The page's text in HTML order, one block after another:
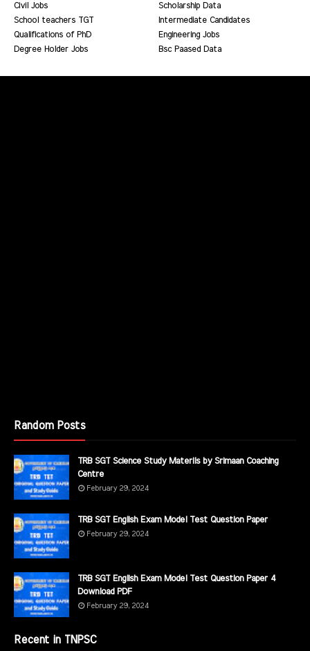
Civil Jobs
Scholarship Data
School teachers TGT
Intermediate Candidates
Qualifications of PhD
Engineering Jobs
Degree Holder Jobs
Bsc Paased Data
Random Posts
TRB SGT Science Study Materils by Srimaan Coaching
Centre
February 29, 2024
TRB SGT English Exam Model Test Question Paper
February 29, 2024
TRB SGT English Exam Model Test Question Paper 4
Download PDF
February 29, 2024
Recent in TNPSC